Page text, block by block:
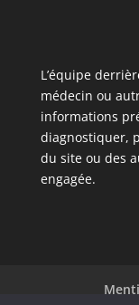
L’équipe
médecin ou
informations
diagnostiquer,
du site ou des
engagée.